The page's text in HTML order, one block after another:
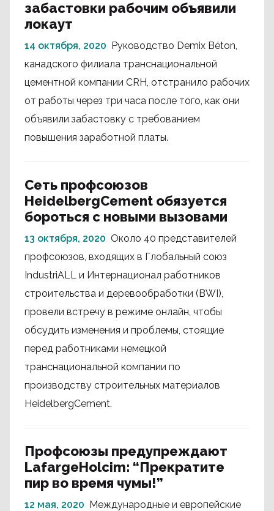
забастовки рабочим объявили
локаут
14 октября, 2020 Руководство Demix Béton,
канадского филиала транснациональной
цементной компании CRH, отстранило рабочих
от работы через три часа после того, как они
объявили забастовку с требованием
повышения заработной платы.
Сеть профсоюзов
HeidelbergCement обязуется
бороться с новыми вызовами
13 октября, 2020 Около 40 представителей
профсоюзов, входящих в Глобальный союз
IndustriALL и Интернационал работников
строительства и деревообработки (BWI),
провели встречу в режиме онлайн, чтобы
обсудить изменения и проблемы, стоящие
перед работниками немецкой
транснациональной компании по
производству строительных материалов
HeidelbergCement.
Профсоюзы предупреждают
LafargeHolcim: “Прекратите
пир во время чумы!”
12 мая, 2020 Международные и европейские